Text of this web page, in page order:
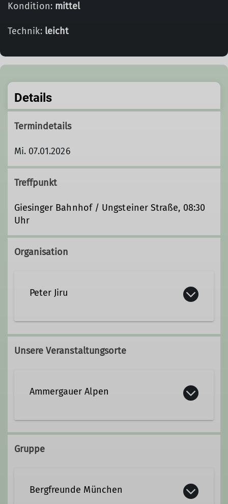
Kondition: mittel
Technik: leicht
Details
Termindetails
Mi. 07.01.2026
Treffpunkt
Giesinger Bahnhof / Ungsteiner Straße, 08:30
Uhr
Organisation
Peter Jiru
089 40268967 0157 71115437
Kontakt aufnehmen
Ämter
Unsere Veranstaltungsorte
Ammergauer Alpen
Gruppe
Bergfreunde München